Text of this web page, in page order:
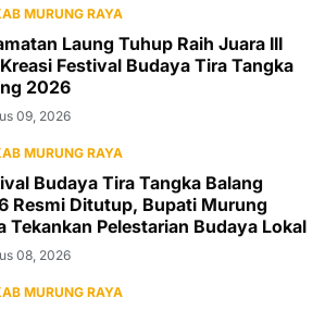
MURUNG RAYA
Laung Tuhup Raih Juara III
Festival Budaya Tira Tangka
2026
09, 2026
MURUNG RAYA
Budaya Tira Tangka Balang
Resmi Ditutup, Bupati Murung
Tekankan Pelestarian Budaya Lokal
08, 2026
MURUNG RAYA